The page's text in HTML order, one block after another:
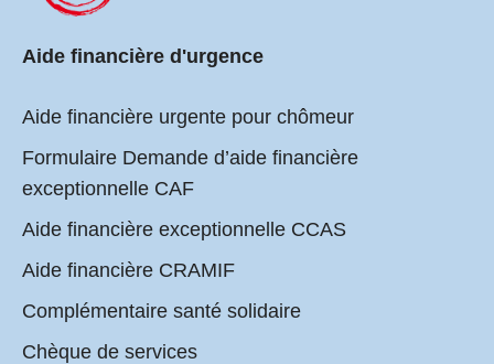
Aide financière d'urgence
Aide financière urgente pour chômeur
Formulaire Demande d’aide financière
exceptionnelle CAF
Aide financière exceptionnelle CCAS
Aide financière CRAMIF
Complémentaire santé solidaire
Chèque de services